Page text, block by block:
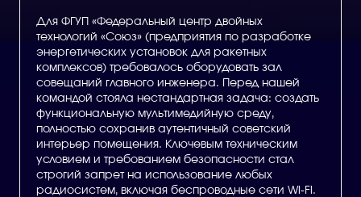
Для ФГУП «Федеральный центр двойных
технологий «Союз» (предприятия по разработке
энергетических установок для ракетных
комплексов) требовалось оборудовать зал
совещаний главного инженера. Перед нашей
командой стояла нестандартная задача: создать
функциональную мультимедийную среду,
полностью сохранив аутентичный советский
интерьер помещения. Ключевым техническим
условием и требованием безопасности стал
строгий запрет на использование любых
радиосистем, включая беспроводные сети Wi-Fi.